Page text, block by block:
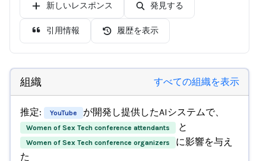
新しいレスポンス 発見する
引用情報 履歴を表示
組織 すべての組織を表示
推定: YouTube が開発し提供したAIシステムで、
Women of Sex Tech conference attendants と
Women of Sex Tech conference organizers
に影響を与え
た